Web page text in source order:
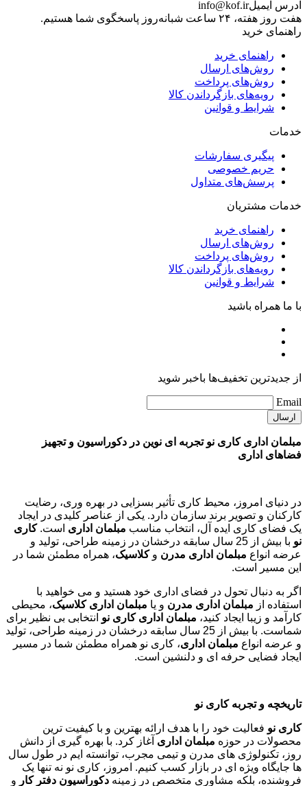
آدرس ایمیلinfo@kof.ir
هفت روز هفته، ۲۴ ساعت شبانه‌روز پاسخگوی شما هستیم.
راهنمای خرید
راهنمای خرید
روش‌های ارسال
روش‌های پرداخت
رویه‌های بازگرداندن کالا
شرایط و قوانین
خدمات
پیگیری سفارشات
حریم خصوصی
پرسش‌های متداول
خدمات مشتریان
راهنمای خرید
روش‌های ارسال
روش‌های پرداخت
رویه‌های بازگرداندن کالا
شرایط و قوانین
با ما همراه باشید
از جدیدترین تخفیف‌ها باخبر شوید
Email
مبلمان اداری کاری نو تجربه ای نوین در دکوراسیون و تجهیز
فضاهای اداری
در دنیای امروز، محیط کاری تأثیر بسزایی در بهره وری، رضایت
کارکنان و تصویر برند سازمان دارد. یکی از عناصر کلیدی در ایجاد
یک فضای کاری ایده آل، انتخاب مناسب مبلمان اداری است.کاری
نو
با بیش از 25 سال سابقه درخشان در زمینه طراحی، تولید و
عرضه انواع مبلمان اداری مدرن وکلاسیک، همراه مطمئن شما در
این مسیر است.
اگر به دنبال تحول در فضای اداری خود هستید و می خواهید با
استفاده از مبلمان اداری مدرن و یا مبلمان اداری کلاسیک، محیطی
کارآمد و زیبا ایجاد کنید، مبلمان اداری کاری نو انتخابی بی نظیر برای
شماست. با بیش از 25 سال سابقه درخشان در زمینه طراحی، تولید
و عرضه انواع مبلمان اداری، کاری نو همراه مطمئن شما در مسیر
ایجاد فضایی حرفه ای و دلنشین است.
تاریخچه و تجربه کاری نو
کاری نو فعالیت خود را با هدف ارائه بهترین و با کیفیت ترین
محصولات در حوزه مبلمان اداری آغاز کرد. با بهره گیری از دانش
روز، تکنولوژی های مدرن و تیمی مجرب، توانسته ایم در طول سال
ها جایگاه ویژه ای در بازار کسب کنیم. امروز، کاری نو نه تنها یک
فروشنده، بلکه مشاوری متخصص در زمینه دکوراسیون دفتر کار و